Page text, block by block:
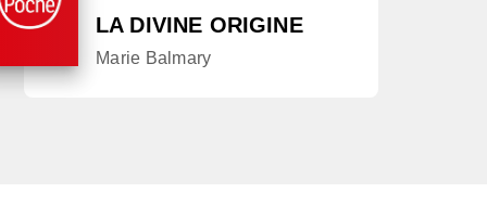
LA DIVINE ORIGINE
Marie Balmary